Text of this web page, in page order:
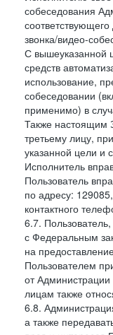
собеседования
звонка/видео-
С вышеуказанной
средств
использование,
собеседовании
применимо) в
Также настоящим
третьему лицу,
указанной цели и
Исполнитель
Пользователь
по адресу:
контактного
6.7.
с Федеральным
на
Пользователем
от
лицам также
6.8.
а также